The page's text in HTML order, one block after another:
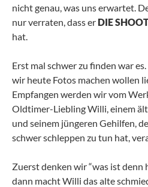
nicht genau, was uns erwartet.
nur verraten, dass er DIE
hat.
Erst mal schwer zu finden war
wir heute Fotos machen wollen
Empfangen werden wir vom
Oldtimer-Liebling Willi, einem
und seinem jüngeren Gehilfen,
schwer schleppen zu tun hat,
Zuerst denken wir “was ist denn
dann macht Willi das alte